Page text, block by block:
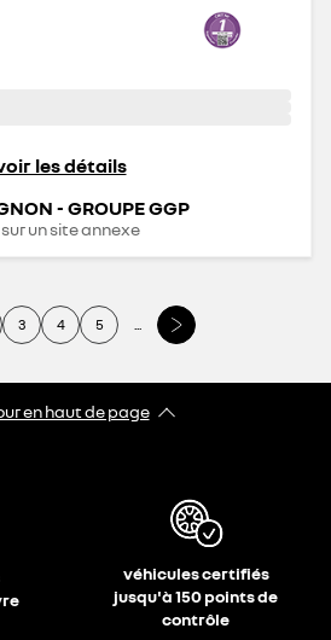
les détails
- GROUPE GGP
un site annexe
3 4 5 ...
en haut de page​
véhicules certifiés
jusqu'à 150 points de
contrôle